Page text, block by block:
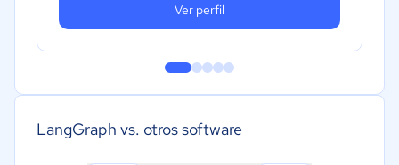
Ver perfil
LangGraph vs. otros software